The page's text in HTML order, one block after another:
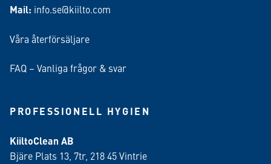
Mail: info.se@kiilto.com
Våra återförsäljare
FAQ – Vanliga frågor & svar
PROFESSIONELL HYGIEN
KiiltoClean AB
Bjäre Plats 13, 7tr, 218 45 Vintrie